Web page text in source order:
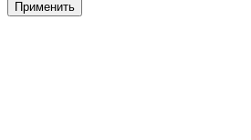
Применить